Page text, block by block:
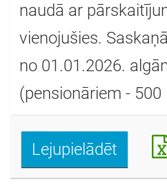
naudā ar
vienojušies.
no 01.01.2026.
(pensionāriem - 500
Lejupielādēt